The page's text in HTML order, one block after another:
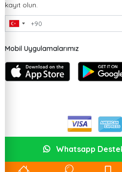
kayıt olun.
Mobil Uygulamalarımız
Whatsapp Destek